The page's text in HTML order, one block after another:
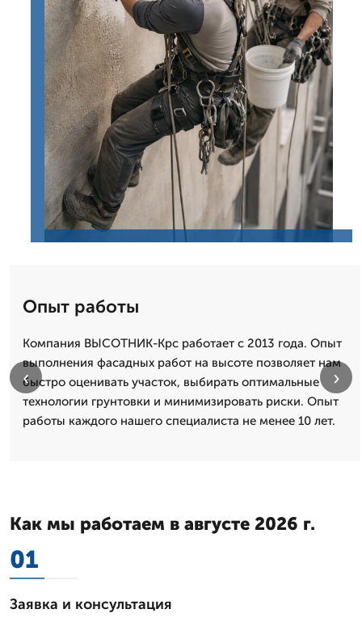
Опыт работы
Компания ВЫСОТНИК-Крс работает с 2013 года. Опыт
выполнения фасадных работ на высоте позволяет нам
быстро оценивать участок, выбирать оптимальные
технологии грунтовки и минимизировать риски. Опыт
работы каждого нашего специалиста не менее 10 лет.
‹ ›
Как мы работаем в августе 2026 г.
01
Заявка и консультация